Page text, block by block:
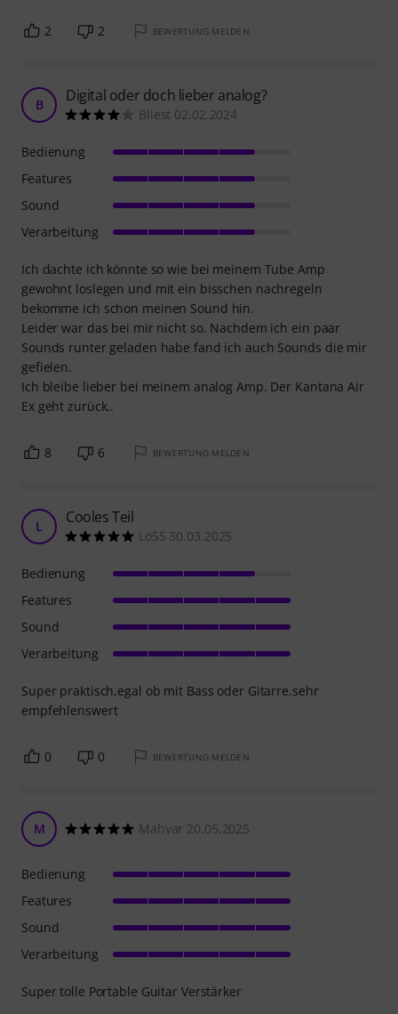
2 2 BEWERTUNG MELDEN
B Digital oder doch lieber analog?
Bliest 02.02.2024
Ich dachte ich könnte so wie bei meinem Tube Amp
gewohnt loslegen und mit ein bisschen nachregeln
bekomme ich schon meinen Sound hin.
Leider war das bei mir nicht so. Nachdem ich ein paar
Sounds runter geladen habe fand ich auch Sounds die mir
gefielen.
Ich bleibe lieber bei meinem analog Amp. Der Kantana Air
Ex geht zurück..
Bedienung
Features
Sound
Verarbeitung
8 6 BEWERTUNG MELDEN
L Cooles Teil
Lo55 30.03.2025
Super praktisch,egal ob mit Bass oder Gitarre,sehr
empfehlenswert
Bedienung
Features
Sound
Verarbeitung
0 0 BEWERTUNG MELDEN
M Mahvar 20.05.2025
Super tolle Portable Guitar Verstärker
Bedienung
Features
Sound
Verarbeitung